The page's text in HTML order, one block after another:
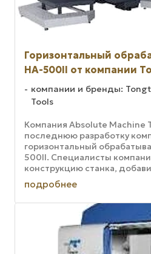
Горизонтальный
HA-500II от компании
компании и бренды:
Tools
Компания Absolute Machine
последнюю разработку
горизонтальный
500II. Специалисты
конструкцию станка,
устройств, облегчающих
...
подробнее